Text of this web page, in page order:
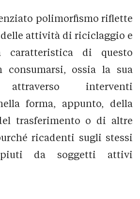
polimorfismo riflette
attività di riciclaggio e
caratteristica di questo
ossia la sua
attraverso interventi
forma, appunto, della
trasferimento o di altre
ricadenti sugli stessi
da soggetti attivi